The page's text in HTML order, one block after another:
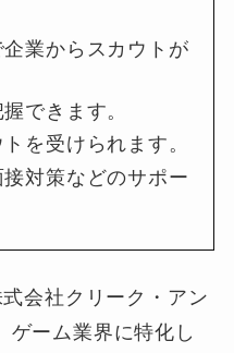
業からスカウトが
できます。
を受けられます。
対策などのサポー
会社クリーク・アン
ゲーム業界に特化し